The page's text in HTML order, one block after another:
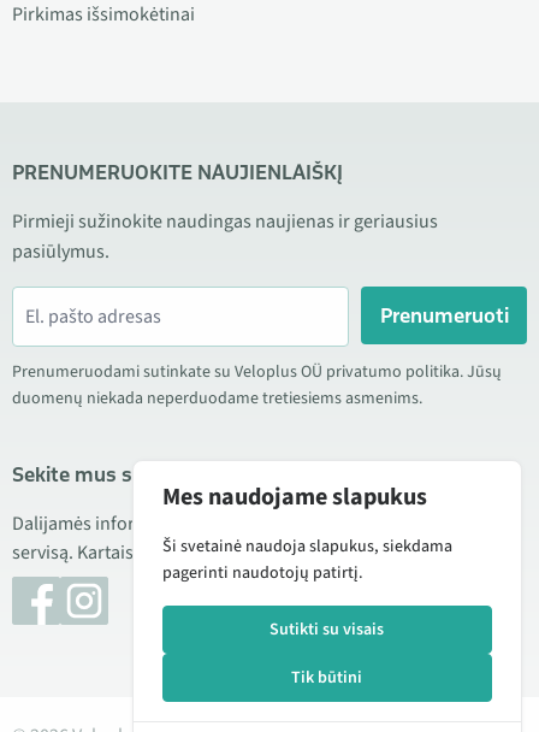
Pirkimas išsimokėtinai
PRENUMERUOKITE NAUJIENLAIŠKĮ
Pirmieji sužinokite naudingas naujienas ir geriausius
pasiūlymus.
Prenumeruoti
Prenumeruodami sutinkate su Veloplus OÜ privatumo politika. Jūsų
duomenų niekada neperduodame tretiesiems asmenims.
Sekite mus socialiniuose tinkluose
Dalijamės informacija apie geras kainas, naujus produktus ir
servisą. Kartais taip pat publikuojame produktų apžvalgas.
Mes naudojame slapukus
Ši svetainė naudoja slapukus, siekdama
pagerinti naudotojų patirtį.
Sutikti su visais
Tik būtini